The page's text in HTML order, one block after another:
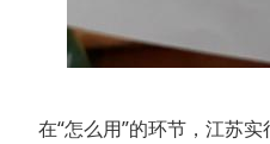
在“怎么用”的环节，江苏